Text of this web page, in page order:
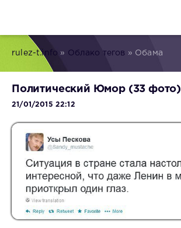
rulez-t.info » Облако тегов » Обама
Политический Юмор (33 фото)
21/01/2015 22:12